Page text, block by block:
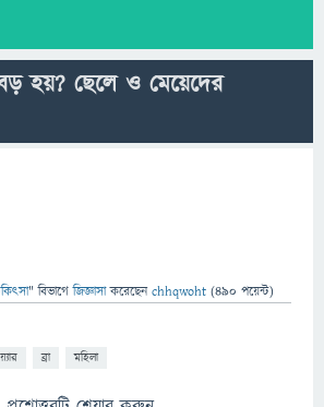
হয়? ছেলে ও মেয়েদের
" বিভাগে জিজ্ঞাসাকরেছেনchhqwoht (490 পয়েন্ট)
ব্রা মহিলা